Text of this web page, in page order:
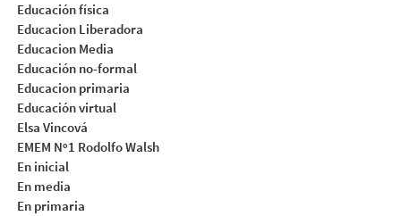
Educación física
Educacion Liberadora
Educacion Media
Educación no-formal
Educacion primaria
Educación virtual
Elsa Vincová
EMEM Nº1 Rodolfo Walsh
En inicial
En media
En primaria